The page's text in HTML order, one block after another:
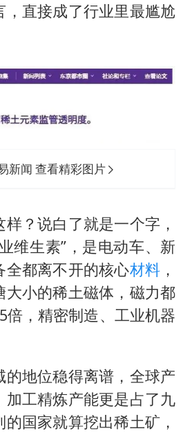
，直接成了行业里最尴尬
新闻 查看精彩图片
？说白了就是一个字，
维生素”，是电动车、新
全都离不开的核心材料 ，
大小的稀土磁体，磁力都
倍，精密制造、工业机器
的地位稳得离谱，全球产
加工精炼产能更是占了九
国家就算挖出稀土矿，